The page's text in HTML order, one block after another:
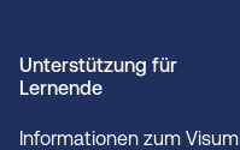
Unterstützung für
Lernende
Informationen zum Visum